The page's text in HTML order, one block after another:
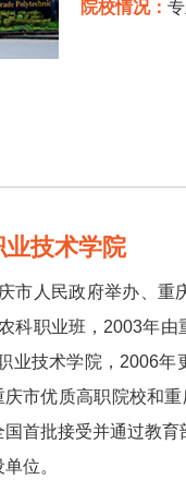
院校情况：
技术学院
市人民政府举办、重
科职业班，2003年
技术学院，2006年
市优质高职院校和重
首批接受并通过教
位。